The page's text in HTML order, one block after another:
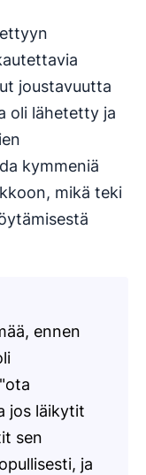
joustavuutta
oli lähetetty ja
kymmeniä
mikä teki
ennen
jos läikytit
sen
ja